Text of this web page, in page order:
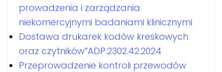
prowadzenia i zarządzania
niekomercyjnymi badaniami klinicznymi
Dostawa drukarek kodów kreskowych
oraz czytników”ADP.2302.42.2024
Przeprowadzenie kontroli przewodów